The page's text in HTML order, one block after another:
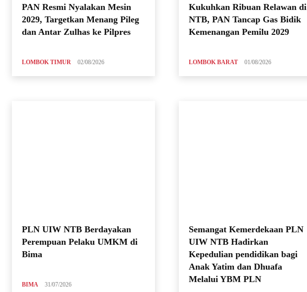
PAN Resmi Nyalakan Mesin
2029, Targetkan Menang Pileg
dan Antar Zulhas ke Pilpres
LOMBOK TIMUR 02/08/2026
Kukuhkan Ribuan Relawan di
NTB, PAN Tancap Gas Bidik
Kemenangan Pemilu 2029
LOMBOK BARAT 01/08/2026
PLN UIW NTB Berdayakan
Perempuan Pelaku UMKM di
Bima
BIMA 31/07/2026
Semangat Kemerdekaan PLN
UIW NTB Hadirkan
Kepedulian pendidikan bagi
Anak Yatim dan Dhuafa
Melalui YBM PLN